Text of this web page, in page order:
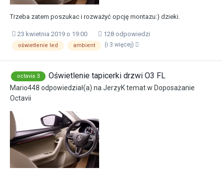
Trzeba zatem poszukac i rozważyć opcję montazu:) dzieki.
23 kwietnia 2019 o 19:00 128 odpowiedzi
oświetlenie led ambient (i 3 więcej)
octavia 3 Oświetlenie tapicerki drzwi O3 FL
Mario448 odpowiedział(a) na JerzyKtemat w Doposażanie
Octavii